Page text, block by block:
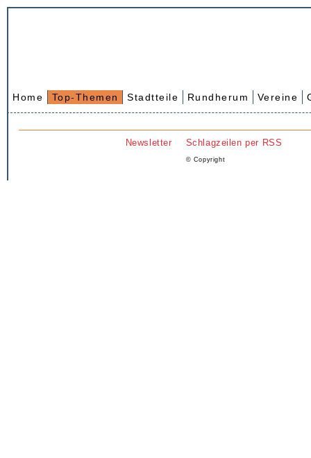
Home Top-Themen Stadtteile Rundherum Vereine
Newsletter Schlagzeilen per RSS
© Copyright